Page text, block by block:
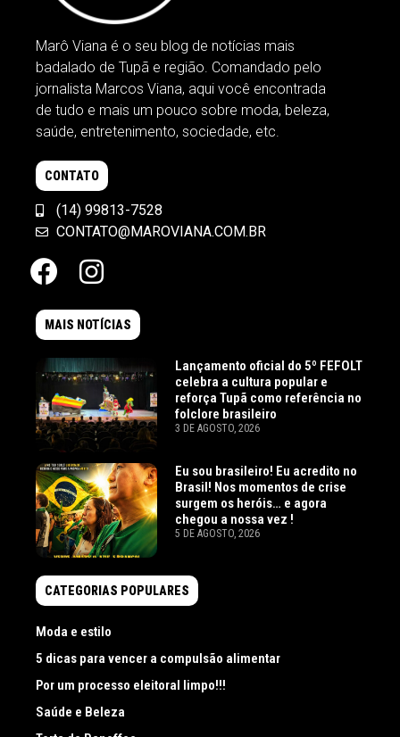
Marô Viana é o seu blog de notícias mais
badalado de Tupã e região. Comandado pelo
jornalista Marcos Viana, aqui você encontrada
de tudo e mais um pouco sobre moda, beleza,
saúde, entretenimento, sociedade, etc.
CONTATO
(14) 99813-7528
CONTATO@MAROVIANA.COM.BR
MAIS NOTÍCIAS
Lançamento oficial do 5º FEFOLT
celebra a cultura popular e
reforça Tupã como referência no
folclore brasileiro
3 DE AGOSTO, 2026
Eu sou brasileiro! Eu acredito no
Brasil! Nos momentos de crise
surgem os heróis… e agora
chegou a nossa vez !
5 DE AGOSTO, 2026
CATEGORIAS POPULARES
Moda e estilo
5 dicas para vencer a compulsão alimentar
Por um processo eleitoral limpo!!!
Saúde e Beleza